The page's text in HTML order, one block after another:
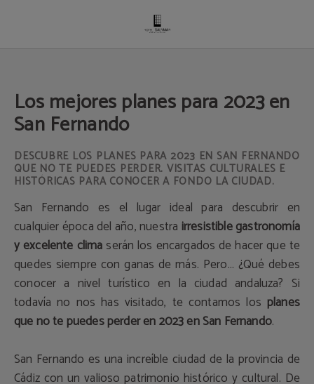
Los mejores planes para 2023 en
San Fernando
DESCUBRE LOS PLANES PARA 2023 EN SAN FERNANDO
QUE NO TE PUEDES PERDER. VISITAS CULTURALES E
HISTÓRICAS PARA CONOCER A FONDO LA CIUDAD.
San Fernando es el lugar ideal para descubrir en
cualquier época del año, nuestra irresistible gastronomía
y excelente clima serán los encargados de hacer que te
quedes siempre con ganas de más. Pero… ¿Qué debes
conocer a nivel turístico en la ciudad andaluza? Si
todavía no nos has visitado, te contamos los planes
que no te puedes perder en 2023 en San Fernando.
San Fernando es una increíble ciudad de la provincia de
Cádiz con un valioso patrimonio histórico y cultural. De